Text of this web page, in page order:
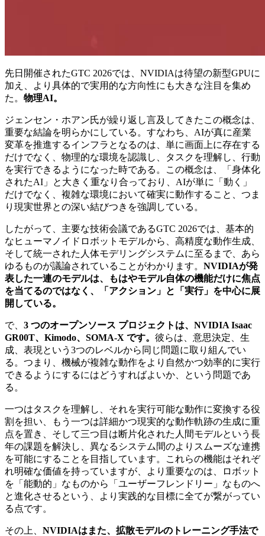
先日開催されたGTC 2026では、NVIDIAは待望の新型GPUに
加え、より具体的で実用的な方向性にも大きな注目を集め
た。 物理AI。
ジェンセン・ホアン氏が繰り返し言及してきたこの概念は、
重要な結論を明らかにしている。すなわち、AIが真に産業
変革を推進するインフラとなるのは、単に画面上に存在する
だけでなく、物理的な環境を認識し、タスクを理解し、行動
を実行できるようになった時である。この概念は、「身体化
されたAI」と大きく重なり合っており、AIが単に「動く」
だけでなく、複雑な環境において確実に動作すること、つま
り現実世界との深い結びつきを強調している。
したがって、主要な技術会議であるGTC 2026では、基本的
なヒューマノイドロボットモデルから、高精度な動作生成、
そして統一された人体モデリングシステムに至るまで、あら
ゆるものが議論されていることがわかります。 NVIDIAが発
表した一連のモデルは、もはやモデル自体の機能だけに焦点
を当てるのではなく、「アクション」と「実行」を中心に展
開している。
で、 3 つのオープンソース プロジェクトは、NVIDIA Isaac
GR00T、Kimodo、SOMA-X です。 彼らは、意思決定、生
成、表現という3つのレベルから同じ問題に取り組んでい
る。つまり、機械が複雑な動作をより自然かつ効率的に実行
できるようにするにはどうすればよいか、という問題であ
る。
一つはタスクを理解し、それを実行可能な動作に変換する役
割を担い、もう一つは詳細かつ現実的な動作軌跡の生成に重
点を置き、そして三つ目は断片化された人間モデルという長
年の課題を解決し、異なるシステム間のよりスムーズな連携
を可能にすることを目指しています。これらの機能はそれぞ
れ明確な価値を持っていますが、より重要なのは、ロボット
を「能動的」なものから「ユーザーフレンドリー」なものへ
と進化させるという、より実践的な目標に全てが繋がってい
る点です。
その上、 NVIDIAはまた、拡散モデルのトレーニング手法で